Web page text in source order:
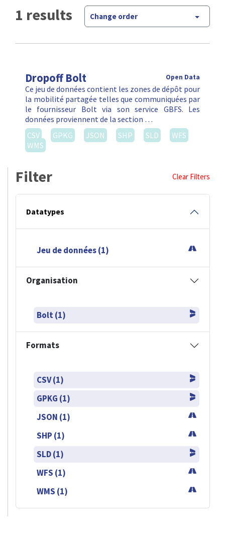
1 results Change order
Dropoff Bolt Open Data
Ce jeu de données contient les zones de dépôt pour
la mobilité partagée telles que communiquées par
le fournisseur Bolt via son service GBFS. Les
données proviennent de la section …
CSV
GPKG JSON SHP SLD
WFS
WMS
Filter Clear Filters
Datatypes
Jeu de données (1)
Organisation
Bolt (1)
Formats
CSV (1)
GPKG (1)
JSON (1)
SHP (1)
SLD (1)
WFS (1)
WMS (1)